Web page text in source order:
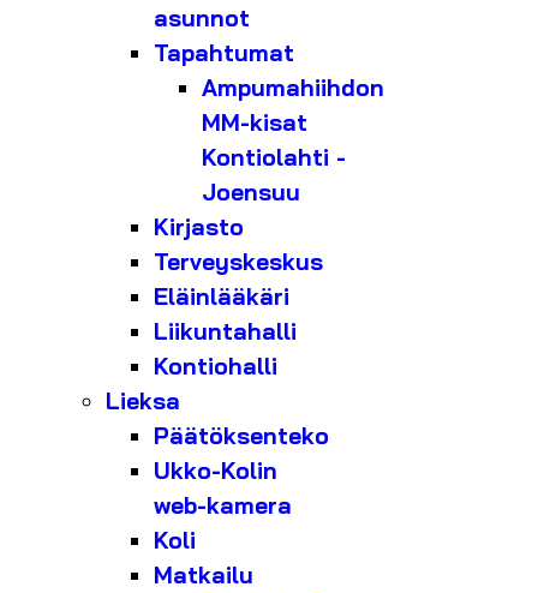
asunnot
Tapahtumat
Ampumahiihdon
MM-kisat
Kontiolahti -
Joensuu
Kirjasto
Terveyskeskus
Eläinlääkäri
Liikuntahalli
Kontiohalli
Lieksa
Päätöksenteko
Ukko-Kolin
web-kamera
Koli
Matkailu